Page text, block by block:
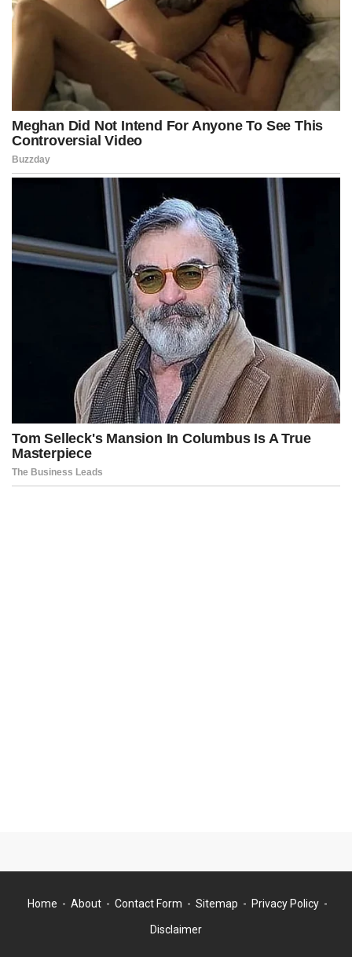
Home About Contact Form Sitemap Privacy Policy
Disclaimer